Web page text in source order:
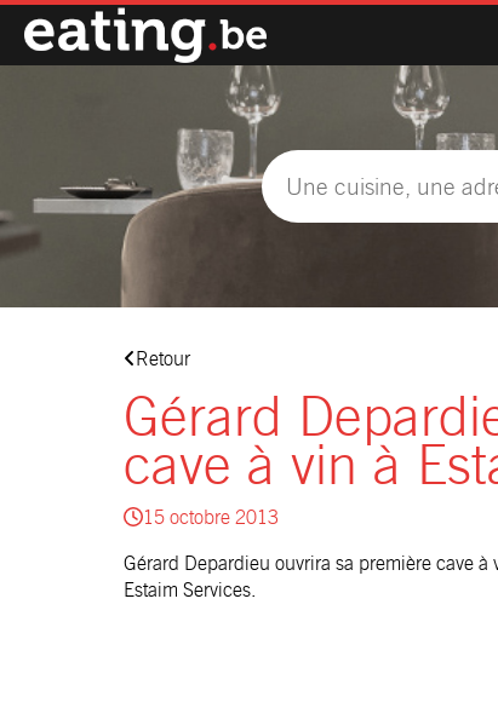
Retour
Gérard
cave à vin à
15 octobre 2013
Gérard Depardieu ouvrira sa première cave
Estaim Services.